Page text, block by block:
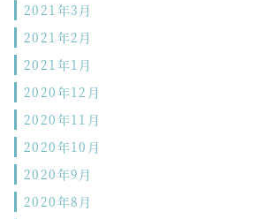
2021年3月
2021年2月
2021年1月
2020年12月
2020年11月
2020年10月
2020年9月
2020年8月